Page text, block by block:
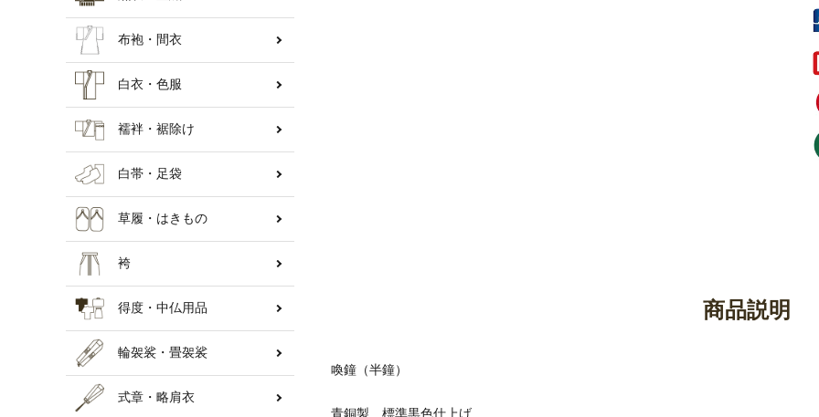
商品説明
喚鐘（半鐘）
青銅製 標準黒色仕上げ
布袍・間衣
白衣・色服
襦袢・裾除け
白帯・足袋
草履・はきもの
袴
得度・中仏用品
輪袈裟・畳袈裟
式章・略肩衣